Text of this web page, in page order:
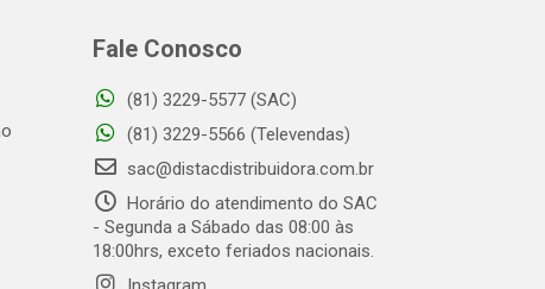
Fale Conosco
(81) 3229-5577 (SAC)
(81) 3229-5566 (Televendas)
sac@distacdistribuidora.com.br
Horário do atendimento do SAC
- Segunda a Sábado das 08:00 às
18:00hrs, exceto feriados nacionais.